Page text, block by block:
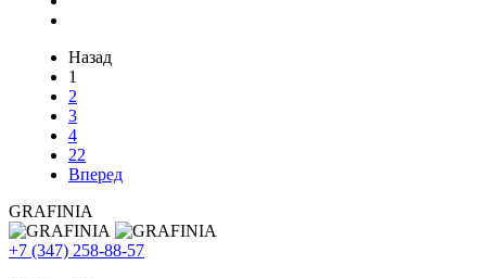
Назад
1
2
3
4
22
Вперед
GRAFINIA
+7 (347) 258-88-57